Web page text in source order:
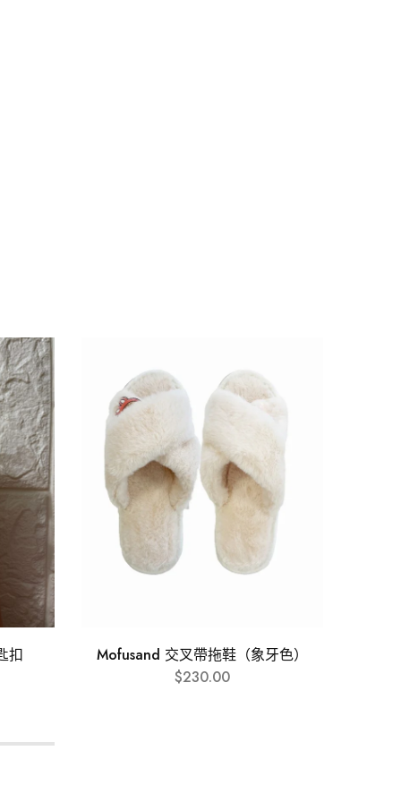
扣
Mofusand 交叉帶拖鞋（象牙色）
$230.00